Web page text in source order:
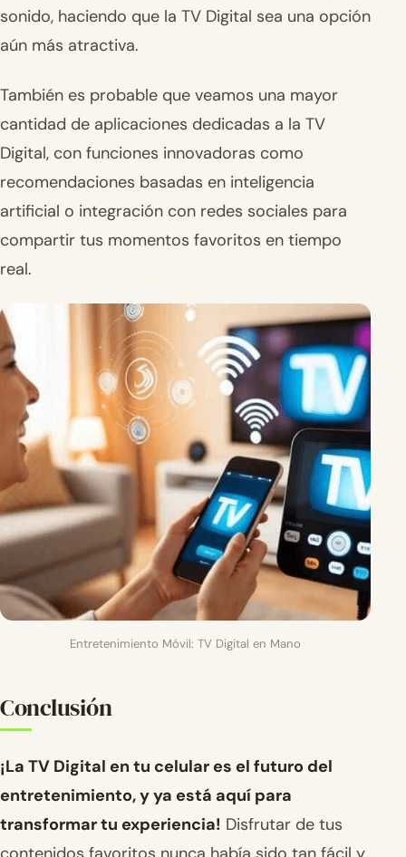
sonido, haciendo que la TV Digital sea una opción
aún más atractiva.
También es probable que veamos una mayor
cantidad de aplicaciones dedicadas a la TV
Digital, con funciones innovadoras como
recomendaciones basadas en inteligencia
artificial o integración con redes sociales para
compartir tus momentos favoritos en tiempo
real.
Entretenimiento Móvil: TV Digital en Mano
Conclusión
¡La TV Digital en tu celular es el futuro del
entretenimiento, y ya está aquí para
transformar tu experiencia! Disfrutar de tus